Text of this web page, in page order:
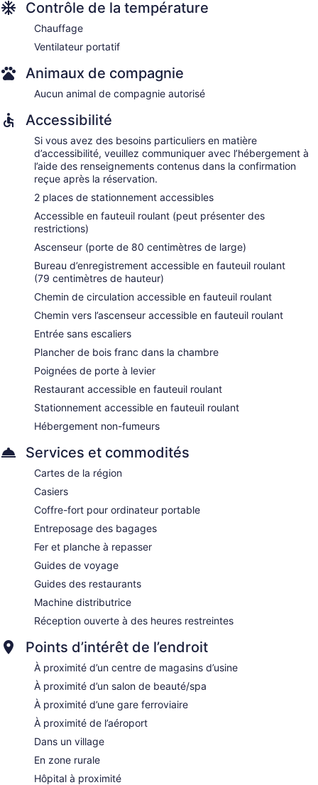
Contrôle de la température
Chauffage
Ventilateur portatif
Animaux de compagnie
Aucun animal de compagnie autorisé
Accessibilité
Si vous avez des besoins particuliers en matière
d’accessibilité, veuillez communiquer avec l’hébergement à
l’aide des renseignements contenus dans la confirmation
reçue après la réservation.
2 places de stationnement accessibles
Accessible en fauteuil roulant (peut présenter des
restrictions)
Ascenseur (porte de 80 centimètres de large)
Bureau d’enregistrement accessible en fauteuil roulant
(79 centimètres de hauteur)
Chemin de circulation accessible en fauteuil roulant
Chemin vers l’ascenseur accessible en fauteuil roulant
Entrée sans escaliers
Plancher de bois franc dans la chambre
Poignées de porte à levier
Restaurant accessible en fauteuil roulant
Stationnement accessible en fauteuil roulant
Hébergement non-fumeurs
Services et commodités
Cartes de la région
Casiers
Coffre-fort pour ordinateur portable
Entreposage des bagages
Fer et planche à repasser
Guides de voyage
Guides des restaurants
Machine distributrice
Réception ouverte à des heures restreintes
Points d’intérêt de l’endroit
À proximité d’un centre de magasins d’usine
À proximité d’un salon de beauté/spa
À proximité d’une gare ferroviaire
À proximité de l’aéroport
Dans un village
En zone rurale
Hôpital à proximité